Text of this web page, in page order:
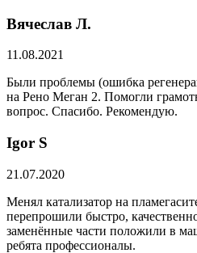
Вячеслав Л.
11.08.2021
Были проблемы (ошибка
на Рено Меган 2. Помогли
вопрос. Спасибо. Рекомендую.
​Igor S
21.07.2020
Менял катализатор на
перепрошили быстро,
заменённые части положили в
ребята профессионалы.